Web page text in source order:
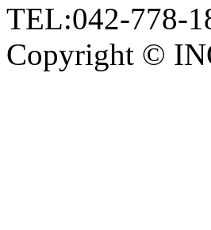
TEL:042-778-
Copyright ©